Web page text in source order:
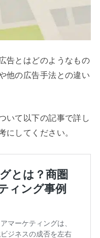
告とはどのようなもの
他の広告手法との違い
いて以下の記事で詳し
にしてください。